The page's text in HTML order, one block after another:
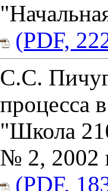
(PDF,
С.С.
процесса
"Школа
№ 2, 2002
(PDF,